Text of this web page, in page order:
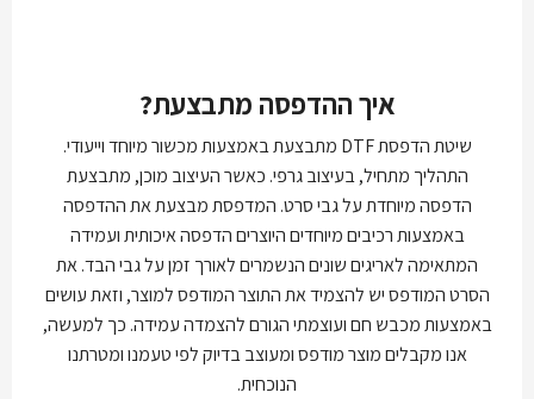
איך ההדפסה מתבצעת?
שיטת הדפסת DTF מתבצעת באמצעות מכשור מיוחד וייעודי.
התהליך מתחיל, בעיצוב גרפי. כאשר העיצוב מוכן, מתבצעת
הדפסה מיוחדת על גבי סרט. המדפסת מבצעת את ההדפסה
באמצעות רכיבים מיוחדים היוצרים הדפסה איכותית ועמידה
המתאימה לאריגים שונים הנשמרים לאורך זמן על גבי הבד. את
הסרט המודפס יש להצמיד את התוצר המודפס למוצר, וזאת עושים
באמצעות מכבש חם ועוצמתי הגורם להצמדה עמידה. כך למעשה,
אנו מקבלים מוצר מודפס ומעוצב בדיוק לפי טעמנו ומטרתנו
הנוכחית.